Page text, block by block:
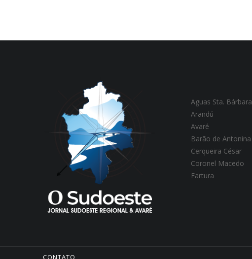
Aguas Sta. Bárbara
Arandú
Avaré
Barão de Antonina
Cerqueira César
Coronel Macedo
Fartura
CONTATO